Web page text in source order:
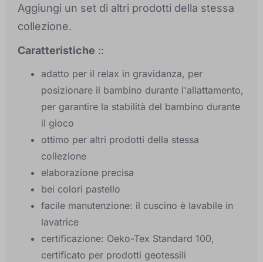
Aggiungi un set di altri prodotti della stessa
collezione.
Caratteristiche ::
adatto per il relax in gravidanza, per
posizionare il bambino durante l'allattamento,
per garantire la stabilità del bambino durante
il gioco
ottimo per altri prodotti della stessa
collezione
elaborazione precisa
bei colori pastello
facile manutenzione: il cuscino è lavabile in
lavatrice
certificazione: Oeko-Tex Standard 100,
certificato per prodotti geotessili